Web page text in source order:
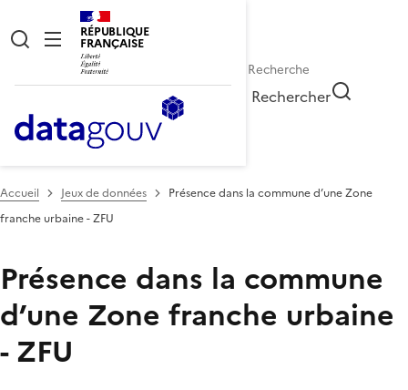
RÉPUBLIQUE
FRANÇAISE
Rechercher
Accueil Jeux de données
Présence dans la commune d’une Zone
franche urbaine - ZFU
Présence dans la commune
d’une Zone franche urbaine
- ZFU